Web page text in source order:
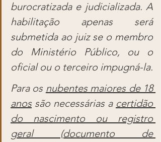
burocratizada e judicializada. A
habilitação apenas será
submetida ao juiz se o membro
do Ministério Público, ou o
oficial ou o terceiro impugná-la.
Para os nubentes maiores de 18
anos são necessárias a certidão
do nascimento ou registro
geral (documento de